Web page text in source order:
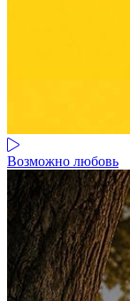
Возможно любовь